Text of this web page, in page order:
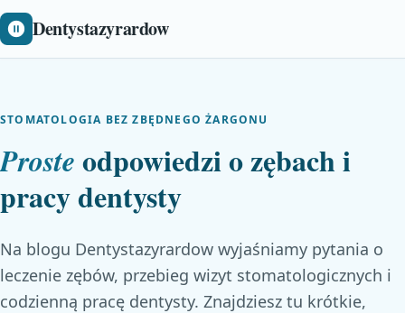
Dentystazyrardow
STOMATOLOGIA BEZ ZBĘDNEGO ŻARGONU
Proste odpowiedzi o zębach i
pracy dentysty
Na blogu Dentystazyrardow wyjaśniamy pytania o
leczenie zębów, przebieg wizyt stomatologicznych i
codzienną pracę dentysty. Znajdziesz tu krótkie,